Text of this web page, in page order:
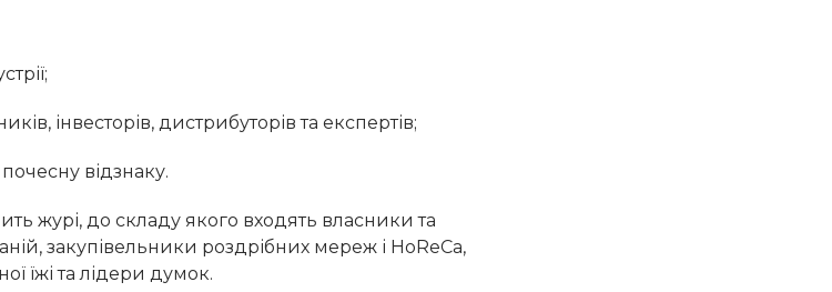
інвесторів, дистрибуторів та експертів;
відзнаку.
журі, до складу якого входять власники та
закупівельники роздрібних мереж і HoReCa,
їжі та лідери думок.